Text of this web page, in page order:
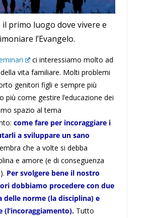
il primo luogo dove vivere e
l’Evangelo.
ci interessiamo molto ad
vita familiare. Molti problemi
genitori figli e sempre più
più come gestire l’educazione dei
spazio al tema
come fare per incoraggiare i
a sviluppare un sano
che a volte si debba
e amore (e di conseguenza
Per svolgere bene il nostro
dobbiamo procedere con due
delle norme (la disciplina) e
(l’incoraggiamento). Tutto